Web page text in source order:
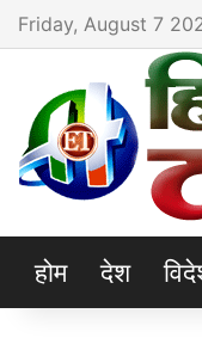
Friday, August 7
होम देश